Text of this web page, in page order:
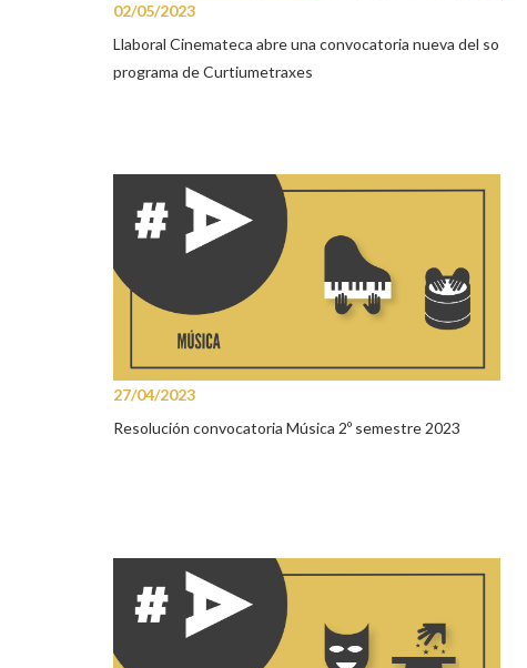
02/05/2023
Llaboral Cinemateca abre una convocatoria nueva del so
programa de Curtiumetraxes
27/04/2023
Resolución convocatoria Música 2º semestre 2023